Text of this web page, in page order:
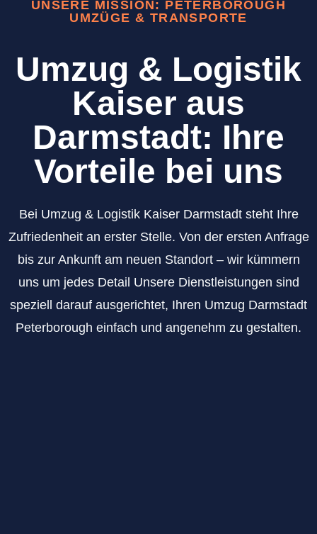
UNSERE MISSION: PETERBOROUGH
UMZÜGE & TRANSPORTE
Umzug & Logistik
Kaiser aus
Darmstadt: Ihre
Vorteile bei uns
Bei Umzug & Logistik Kaiser Darmstadt steht Ihre
Zufriedenheit an erster Stelle. Von der ersten Anfrage
bis zur Ankunft am neuen Standort – wir kümmern
uns um jedes Detail Unsere Dienstleistungen sind
speziell darauf ausgerichtet, Ihren Umzug Darmstadt
Peterborough einfach und angenehm zu gestalten.